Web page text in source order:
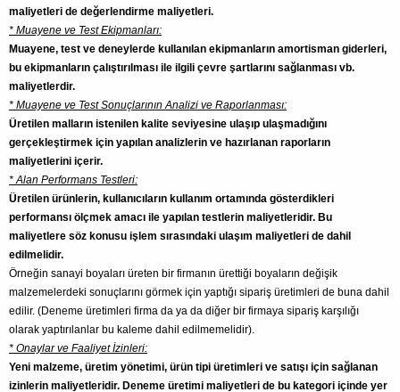
maliyetleri de değerlendirme maliyetleri.
* Muayene ve Test Ekipmanları:
Muayene, test ve deneylerde kullanılan ekipmanların amortisman giderleri,
bu ekipmanların çalıştırılması ile ilgili çevre şartlarını sağlanması vb.
maliyetlerdir.
* Muayene ve Test Sonuçlarının Analizi ve Raporlanması:
Üretilen malların istenilen kalite seviyesine ulaşıp ulaşmadığını
gerçekleştirmek için yapılan analizlerin ve hazırlanan raporların
maliyetlerini içerir.
* Alan Performans Testleri:
Üretilen ürünlerin, kullanıcıların kullanım ortamında gösterdikleri
performansı ölçmek amacı ile yapılan testlerin maliyetleridir. Bu
maliyetlere söz konusu işlem sırasındaki ulaşım maliyetleri de dahil
edilmelidir.
Örneğin sanayi boyaları üreten bir firmanın ürettiği boyaların değişik
malzemelerdeki sonuçlarını görmek için yaptığı sipariş üretimleri de buna dahil
edilir. (Deneme üretimleri firma da ya da diğer bir firmaya sipariş karşılığı
olarak yaptırılanlar bu kaleme dahil edilmemelidir).
* Onaylar ve Faaliyet İzinleri:
Yeni malzeme, üretim yönetimi, ürün tipi üretimleri ve satışı için sağlanan
izinlerin maliyetleridir. Deneme üretimi maliyetleri de bu kategori içinde yer